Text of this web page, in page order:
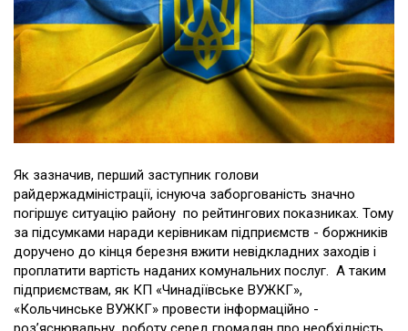
Як зазначив, перший заступник голови
райдержадміністрації, існуюча заборгованість значно
погіршує ситуацію району по рейтингових показниках. Тому
за підсумками наради керівникам підприємств - боржників
доручено до кінця березня вжити невідкладних заходів і
проплатити вартість наданих комунальних послуг. А таким
підприємствам, як КП «Чинадіївське ВУЖКГ»,
«Кольчинське ВУЖКГ» провести інформаційно -